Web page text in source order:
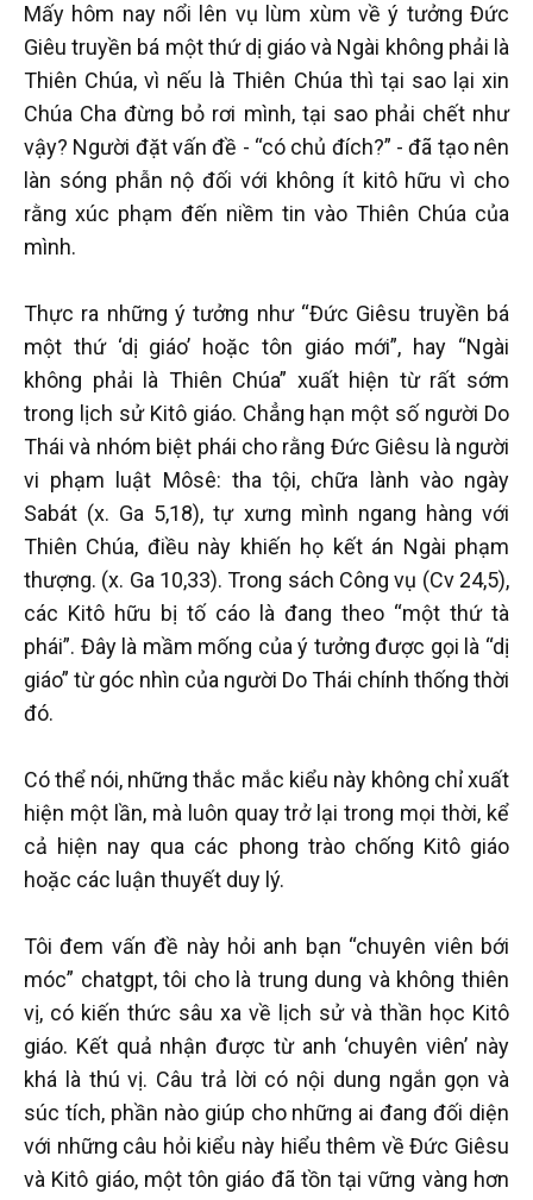
Mấy hôm nay nổi lên vụ lùm xùm về ý tưởng Đức
Giêu truyền bá một thứ dị giáo và Ngài không phải là
Thiên Chúa, vì nếu là Thiên Chúa thì tại sao lại xin
Chúa Cha đừng bỏ rơi mình, tại sao phải chết như
vậy? Người đặt vấn đề - “có chủ đích?” - đã tạo nên
làn sóng phẫn nộ đối với không ít kitô hữu vì cho
rằng xúc phạm đến niềm tin vào Thiên Chúa của
mình.
Thực ra những ý tưởng như “Đức Giêsu truyền bá
một thứ ‘dị giáo’ hoặc tôn giáo mới”, hay “Ngài
không phải là Thiên Chúa” xuất hiện từ rất sớm
trong lịch sử Kitô giáo. Chẳng hạn một số người Do
Thái và nhóm biệt phái cho rằng Đức Giêsu là người
vi phạm luật Môsê: tha tội, chữa lành vào ngày
Sabát (x. Ga 5,18), tự xưng mình ngang hàng với
Thiên Chúa, điều này khiến họ kết án Ngài phạm
thượng. (x. Ga 10,33). Trong sách Công vụ (Cv 24,5),
các Kitô hữu bị tố cáo là đang theo “một thứ tà
phái”. Đây là mầm mống của ý tưởng được gọi là “dị
giáo” từ góc nhìn của người Do Thái chính thống thời
đó.
Có thể nói, những thắc mắc kiểu này không chỉ xuất
hiện một lần, mà luôn quay trở lại trong mọi thời, kể
cả hiện nay qua các phong trào chống Kitô giáo
hoặc các luận thuyết duy lý.
Tôi đem vấn đề này hỏi anh bạn “chuyên viên bới
móc” chatgpt, tôi cho là trung dung và không thiên
vị, có kiến thức sâu xa về lịch sử và thần học Kitô
giáo. Kết quả nhận được từ anh ‘chuyên viên’ này
khá là thú vị. Câu trả lời có nội dung ngắn gọn và
súc tích, phần nào giúp cho những ai đang đối diện
với những câu hỏi kiểu này hiểu thêm về Đức Giêsu
và Kitô giáo, một tôn giáo đã tồn tại vững vàng hơn